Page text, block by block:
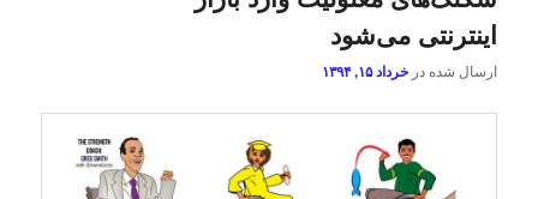
اینترنتی می‌شود
ارسال شده درخرداد ۱۵, ۱۳۹۴